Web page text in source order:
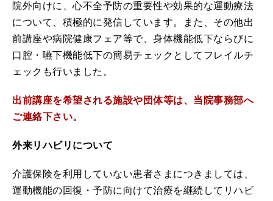
院外向けに、心不全予防の重要性や効果的な運動療法
について、積極的に発信しています。また、その他出
前講座や病院健康フェア等で、身体機能低下ならびに
口腔・嚥下機能低下の簡易チェックとしてフレイルチ
ェックも行いました。
出前講座を希望される施設や団体等は、当院事務部へ
ご連絡下さい。
外来リハビリについて
介護保険を利用していない患者さまにつきましては、
運動機能の回復・予防に向けて治療を継続してリハビ